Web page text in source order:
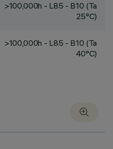
>100,000h - L85 - B10 (Ta
25°C)
>100,000h - L85 - B10 (Ta
40°C)